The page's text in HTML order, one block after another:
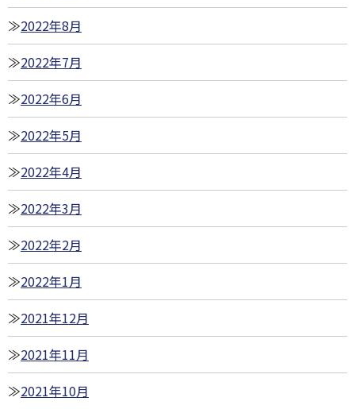
2022年8月
2022年7月
2022年6月
2022年5月
2022年4月
2022年3月
2022年2月
2022年1月
2021年12月
2021年11月
2021年10月